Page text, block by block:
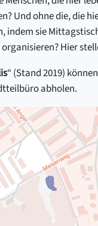
Und ohne die, die
indem sie
Hier
“ (Stand 2019)
abholen.